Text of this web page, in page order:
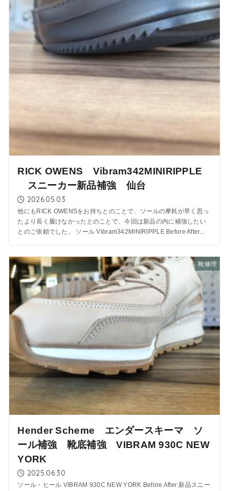
RICK OWENS Vibram342MINIRIPPLE
スニーカー新品補強 仙台
2026.05.03
他にもRICK OWENSをお持ちとのことで、ソールの摩耗が早く思っ
たより長く履けなかったとのことで、今回は新品の内に補強したい
とのご依頼でした。 ソール Vibram342MINIRIPPLE Before After...
靴修理
Hender Scheme エンダースキーマ ソ
ール補強 靴底補強 VIBRAM 930C NEW
YORK
2025.06.30
ソール・ヒール VIBRAM 930C NEW YORK Before After 新品スニー